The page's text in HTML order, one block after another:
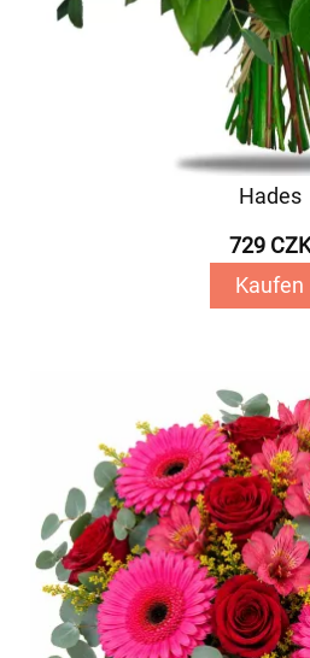
Hades
729 CZK
Kaufen